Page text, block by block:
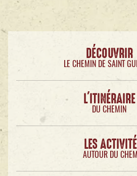
DÉCOUVRIR
LE CHEMIN DE SAINT
L'ITINÉRAIRE
DU CHEMIN
LES
AUTOUR DU